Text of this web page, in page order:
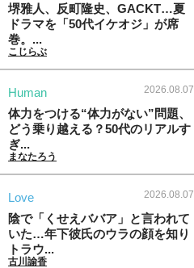
堺雅人、反町隆史、GACKT…夏
ドラマを「50代イケオジ」が席
巻。...
こじらぶ
Human 2026.08.07
体力をつける“体力がない”問題、
どう乗り越える？50代のリアルす
ぎ...
まなたろう
Love 2026.08.07
陰で「くせえババア」と言われて
いた…年下彼氏のウラの顔を知り
トラウ...
古川諭香